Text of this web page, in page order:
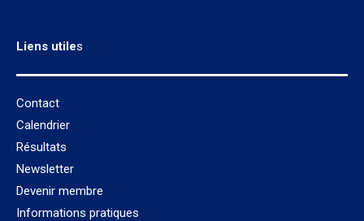
Liens utiles
Contact
Calendrier
Résultats
Newsletter
Devenir membre
Informations pratiques